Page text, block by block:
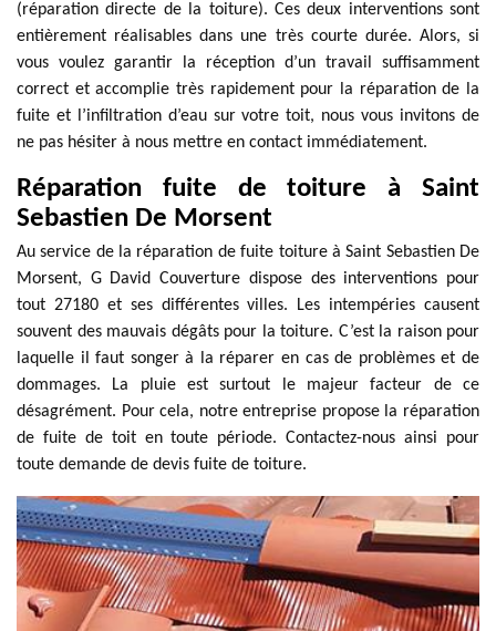
(réparation directe de la toiture). Ces deux interventions sont
entièrement réalisables dans une très courte durée. Alors, si
vous voulez garantir la réception d’un travail suffisamment
correct et accomplie très rapidement pour la réparation de la
fuite et l’infiltration d’eau sur votre toit, nous vous invitons de
ne pas hésiter à nous mettre en contact immédiatement.
Réparation fuite de toiture à Saint
Sebastien De Morsent
Au service de la réparation de fuite toiture à Saint Sebastien De
Morsent, G David Couverture dispose des interventions pour
tout 27180 et ses différentes villes. Les intempéries causent
souvent des mauvais dégâts pour la toiture. C’est la raison pour
laquelle il faut songer à la réparer en cas de problèmes et de
dommages. La pluie est surtout le majeur facteur de ce
désagrément. Pour cela, notre entreprise propose la réparation
de fuite de toit en toute période. Contactez-nous ainsi pour
toute demande de devis fuite de toiture.